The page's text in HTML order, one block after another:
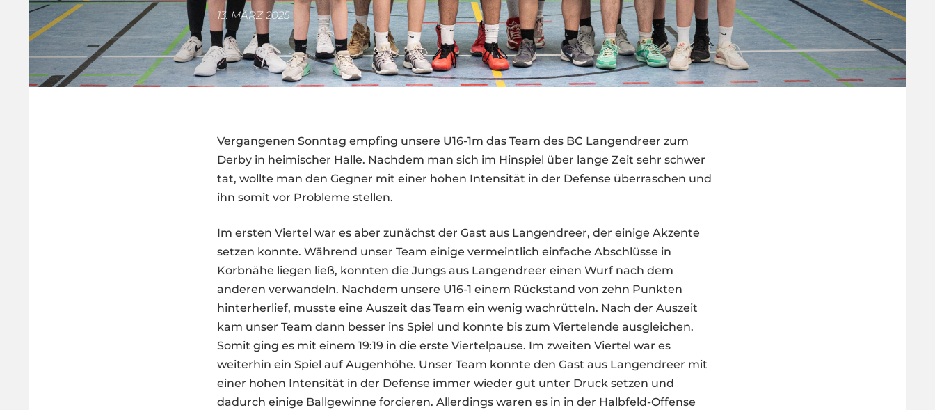
13. MÄRZ 2025
Vergangenen Sonntag empfing unsere U16-1m das Team des BC Langendreer zum
Derby in heimischer Halle. Nachdem man sich im Hinspiel über lange Zeit sehr schwer
tat, wollte man den Gegner mit einer hohen Intensität in der Defense überraschen und
ihn somit vor Probleme stellen.
Im ersten Viertel war es aber zunächst der Gast aus Langendreer, der einige Akzente
setzen konnte. Während unser Team einige vermeintlich einfache Abschlüsse in
Korbnähe liegen ließ, konnten die Jungs aus Langendreer einen Wurf nach dem
anderen verwandeln. Nachdem unsere U16-1 einem Rückstand von zehn Punkten
hinterherlief, musste eine Auszeit das Team ein wenig wachrütteln. Nach der Auszeit
kam unser Team dann besser ins Spiel und konnte bis zum Viertelende ausgleichen.
Somit ging es mit einem 19:19 in die erste Viertelpause. Im zweiten Viertel war es
weiterhin ein Spiel auf Augenhöhe. Unser Team konnte den Gast aus Langendreer mit
einer hohen Intensität in der Defense immer wieder gut unter Druck setzen und
dadurch einige Ballgewinne forcieren. Allerdings waren es in in der Halbfeld-Offense